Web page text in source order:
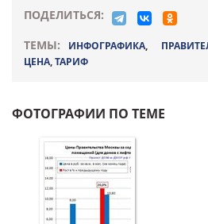
ПОДЕЛИТЬСЯ:
ТЕМЫ:
ИНФОГРАФИКА,
ЦЕНА,ТАРИФ
ФОТОГРАФИИ ПО ТЕМЕ